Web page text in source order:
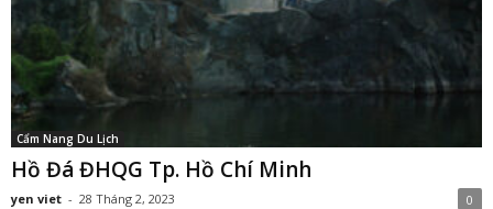
Cẩm Nang Du Lịch
Hồ Đá ĐHQG Tp. Hồ Chí Minh
yen viet - 28 Tháng 2, 2023 0